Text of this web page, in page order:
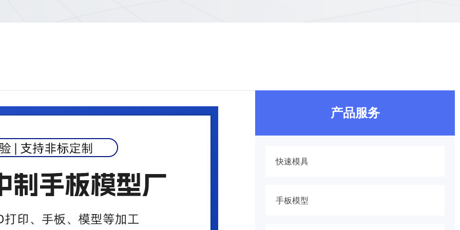
产品服务
快速模具
手板模型